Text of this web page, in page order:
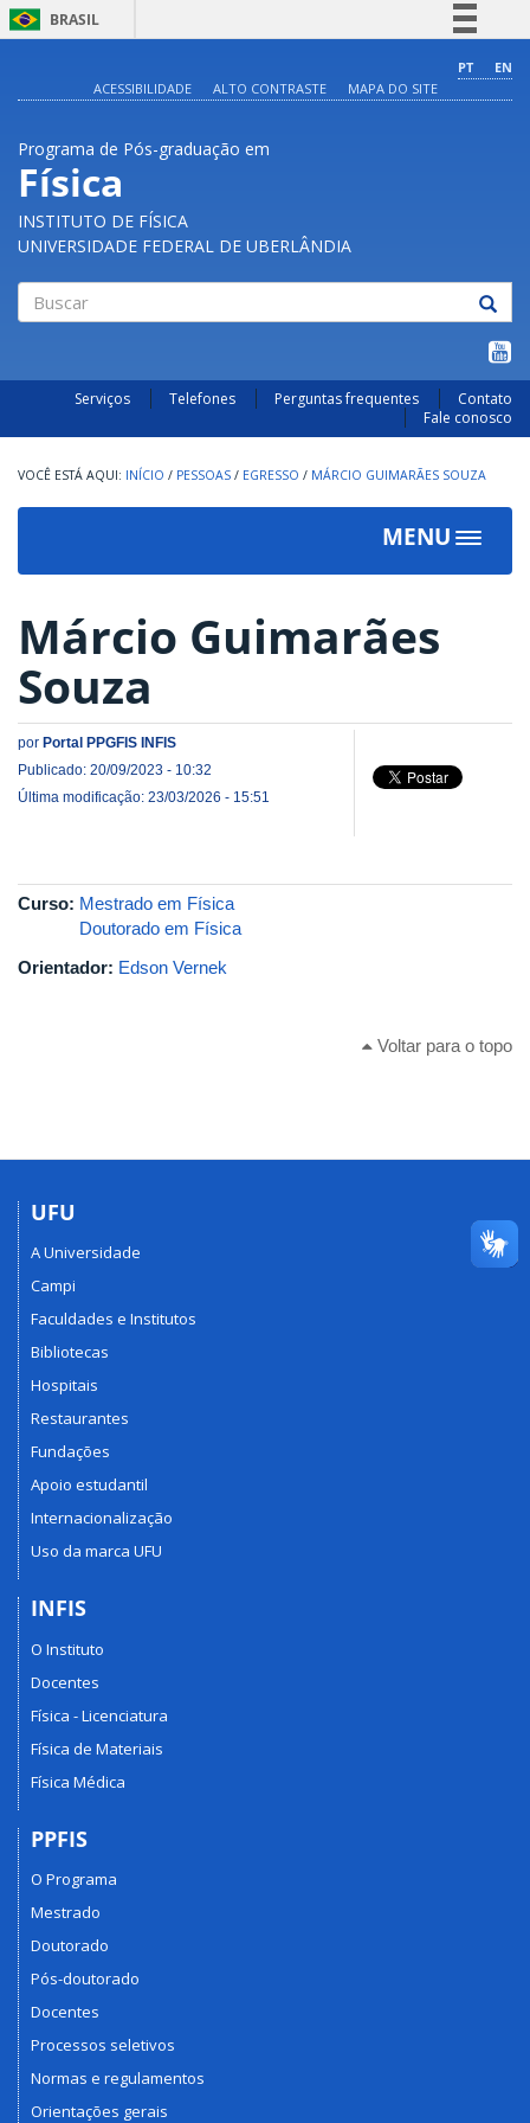
BRASIL
Comunica BR
PT
EN
ACESSIBILIDADE
ALTO CONTRASTE MAPA DO SITE
Programa de Pós-graduação em
Física
INSTITUTO DE FÍSICA
UNIVERSIDADE FEDERAL DE UBERLÂNDIA
Serviços Telefones Perguntas frequentes
Contato
Fale conosco
INÍCIO / PESSOAS / EGRESSO / MÁRCIO GUIMARÃES SOUZA
MENU
Toggle
Márcio Guimarães
Souza
por Portal PPGFIS INFIS
Publicado: 20/09/2023 - 10:32
Última modificação: 23/03/2026 - 15:51
Curso: Mestrado em Física
Doutorado em Física
Orientador: Edson Vernek
Voltar para o topo
UFU
A Universidade
Campi
Faculdades e Institutos
Bibliotecas
Hospitais
Restaurantes
Fundações
Apoio estudantil
Internacionalização
Uso da marca UFU
INFIS
O Instituto
Docentes
Física - Licenciatura
Física de Materiais
Física Médica
PPFIS
O Programa
Mestrado
Doutorado
Pós-doutorado
Docentes
Processos seletivos
Normas e regulamentos
Orientações gerais